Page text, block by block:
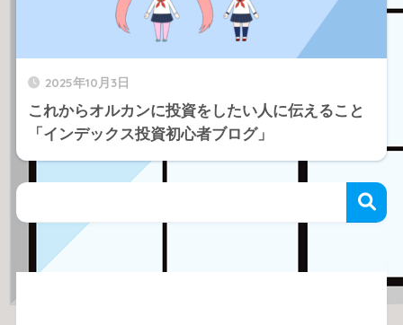
2025年10月3日
これからオルカンに投資をしたい人に伝えること
「インデックス投資初心者ブログ」